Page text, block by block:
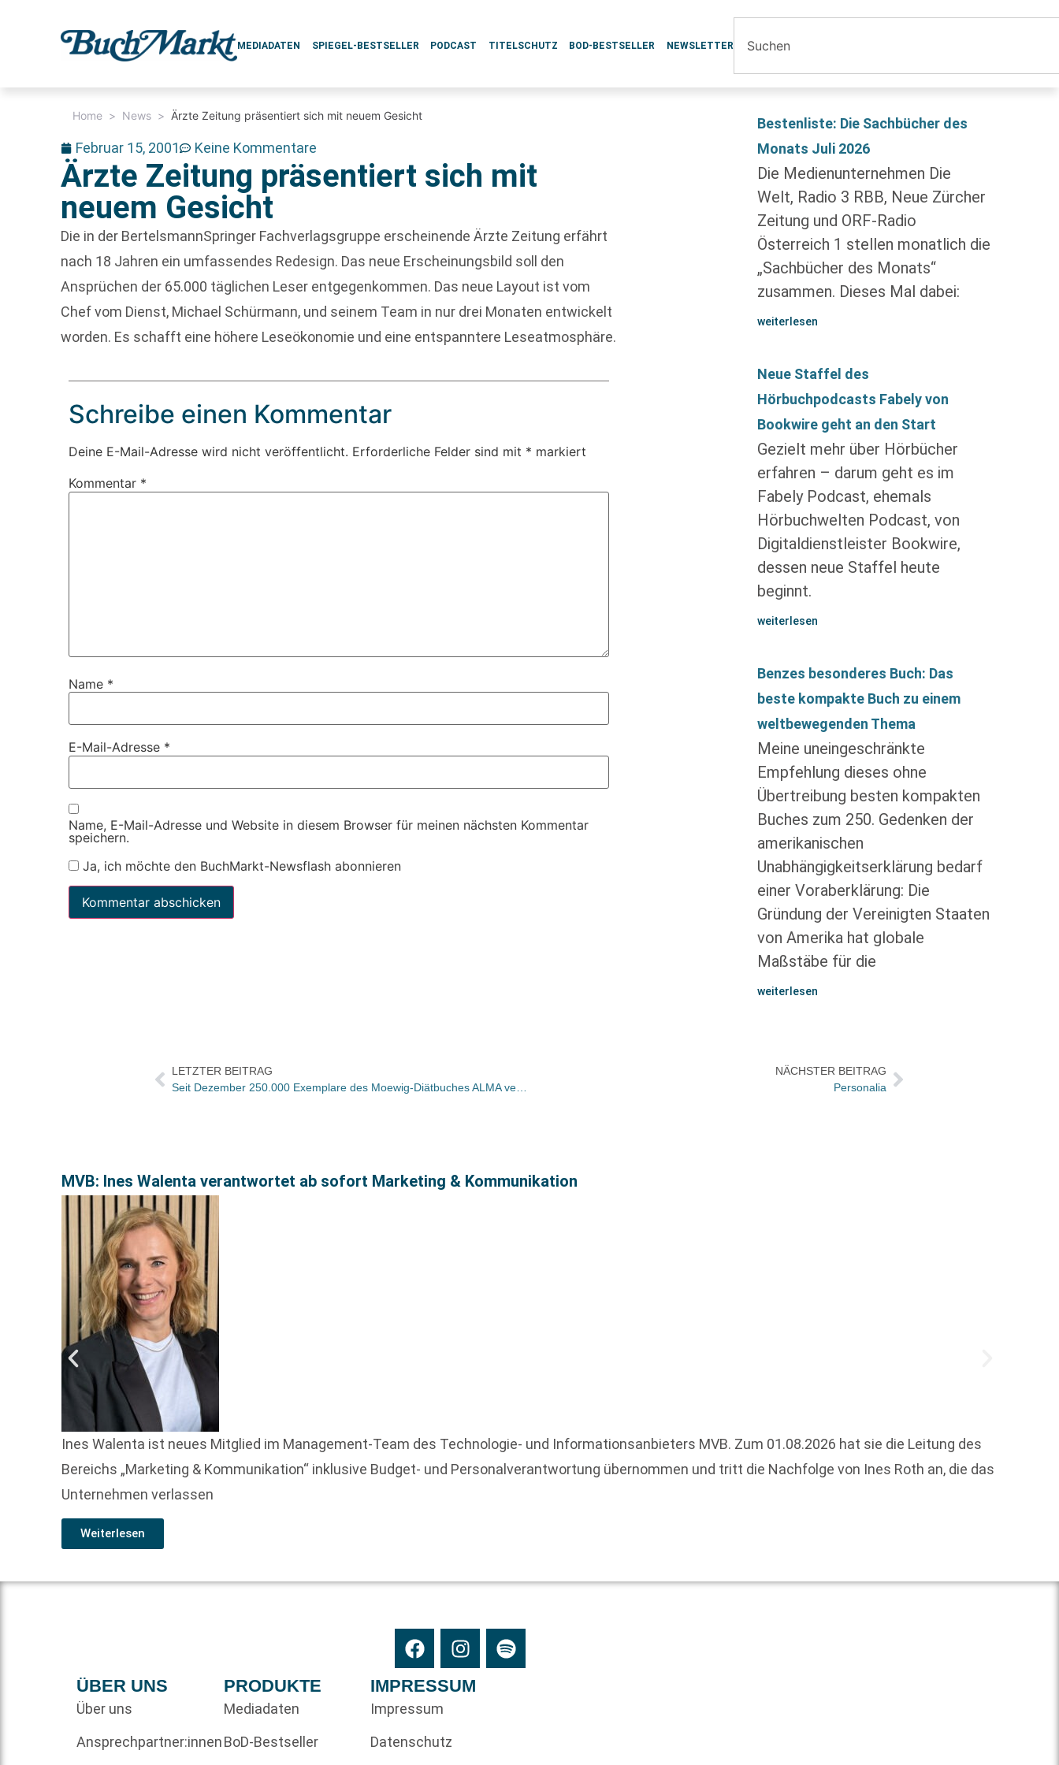
MEDIADATEN SPIEGEL-BESTSELLER PODCAST TITELSCHUTZ BOD-BESTSELLER NEWSLETTER
Home > News > Ärzte Zeitung präsentiert sich mit neuem Gesicht
Februar 15, 2001 Keine Kommentare
Ärzte Zeitung präsentiert sich mit
neuem Gesicht
Die in der BertelsmannSpringer Fachverlagsgruppe erscheinende Ärzte Zeitung erfährt
nach 18 Jahren ein umfassendes Redesign. Das neue Erscheinungsbild soll den
Ansprüchen der 65.000 täglichen Leser entgegenkommen. Das neue Layout ist vom
Chef vom Dienst, Michael Schürmann, und seinem Team in nur drei Monaten entwickelt
worden. Es schafft eine höhere Leseökonomie und eine entspanntere Leseatmosphäre.
Schreibe einen Kommentar
Deine E-Mail-Adresse wird nicht veröffentlicht. Erforderliche Felder sind mit * markiert
Kommentar *
Name *
E-Mail-Adresse *
Name, E-Mail-Adresse und Website in diesem Browser für meinen nächsten Kommentar
speichern.
Ja, ich möchte den BuchMarkt-Newsflash abonnieren
Bestenliste: Die Sachbücher des
Monats Juli 2026
Die Medienunternehmen Die
Welt, Radio 3 RBB, Neue Zürcher
Zeitung und ORF-Radio
Österreich 1 stellen monatlich die
„Sachbücher des Monats“
zusammen. Dieses Mal dabei:
weiterlesen
Neue Staffel des
Hörbuchpodcasts Fabely von
Bookwire geht an den Start
Gezielt mehr über Hörbücher
erfahren – darum geht es im
Fabely Podcast, ehemals
Hörbuchwelten Podcast, von
Digitaldienstleister Bookwire,
dessen neue Staffel heute
beginnt.
weiterlesen
Benzes besonderes Buch: Das
beste kompakte Buch zu einem
weltbewegenden Thema
Meine uneingeschränkte
Empfehlung dieses ohne
Übertreibung besten kompakten
Buches zum 250. Gedenken der
amerikanischen
Unabhängigkeitserklärung bedarf
einer Voraberklärung: Die
Gründung der Vereinigten Staaten
von Amerika hat globale
Maßstäbe für die
weiterlesen
LETZTER BEITRAG
NÄCHSTER BEITRAG
Personalia
MVB: Ines Walenta verantwortet ab sofort Marketing & Kommunikation
Ines Walenta ist neues Mitglied im Management-Team des Technologie- und Informationsanbieters MVB. Zum 01.08.2026 hat sie die Leitung des
Bereichs „Marketing & Kommunikation“ inklusive Budget- und Personalverantwortung übernommen und tritt die Nachfolge von Ines Roth an, die das
Unternehmen verlassen
Weiterlesen
ÜBER UNS
Über uns
Ansprechpartner:innen
PRODUKTE
Mediadaten
BoD-Bestseller
IMPRESSUM
Impressum
Datenschutz